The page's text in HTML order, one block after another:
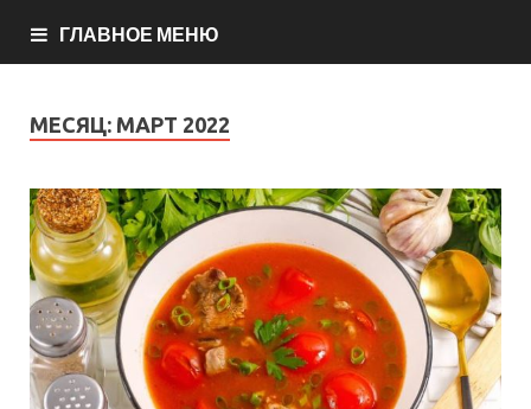
ГЛАВНОЕ МЕНЮ
МЕСЯЦ: МАРТ 2022